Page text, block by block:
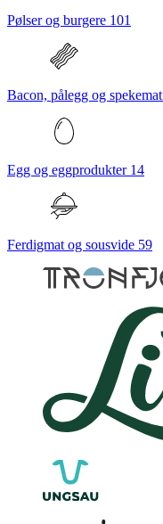
Pølser og burgere 101
Bacon, pålegg og spekemat
Egg og eggprodukter 14
Ferdigmat og sousvide 59